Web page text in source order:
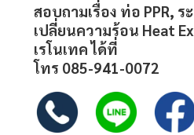
สอบถามเรื่อง ท่อ PPR, ร
เปลี่ยนความร้อน Heat
เรโนเทค ได้ที่
โทร 085-941-0072